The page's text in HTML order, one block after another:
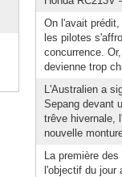
On l'avait
les pilotes
concurrence.
devienne trop
L'Australien a
Sepang devant
trêve hivernale,
nouvelle
La première
l'objectif du